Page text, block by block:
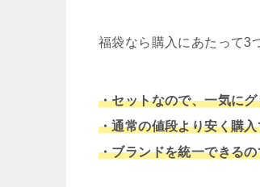
福袋なら購入にあたって3
・セットなので、一気に
・通常の値段より安く購
・ブランドを統一できる